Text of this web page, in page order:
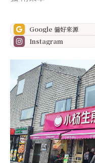
Google 偏好來源
Instagram